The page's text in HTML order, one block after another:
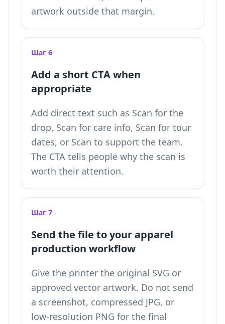
artwork outside that margin.
Шаг 6
Add a short CTA when
appropriate
Add direct text such as Scan for the
drop, Scan for care info, Scan for tour
dates, or Scan to support the team.
The CTA tells people why the scan is
worth their attention.
Шаг 7
Send the file to your apparel
production workflow
Give the printer the original SVG or
approved vector artwork. Do not send
a screenshot, compressed JPG, or
low-resolution PNG for the final